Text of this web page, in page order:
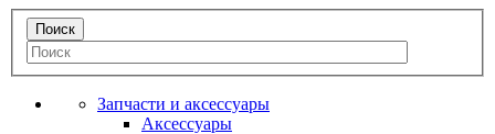
Запчасти и аксессуары
Аксессуары